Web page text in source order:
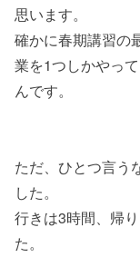
思います。
確かに春期講習の
業を1つしかやっ
んです。
ただ、ひとつ言う
した。
行きは3時間、帰
た。